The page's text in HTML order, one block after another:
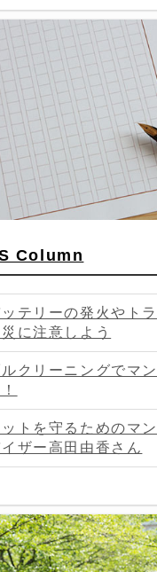
Column
テリーの発火やト
に注意しよう
クリーニングでマ
ットを守るためのマ
ザー高田由香さん